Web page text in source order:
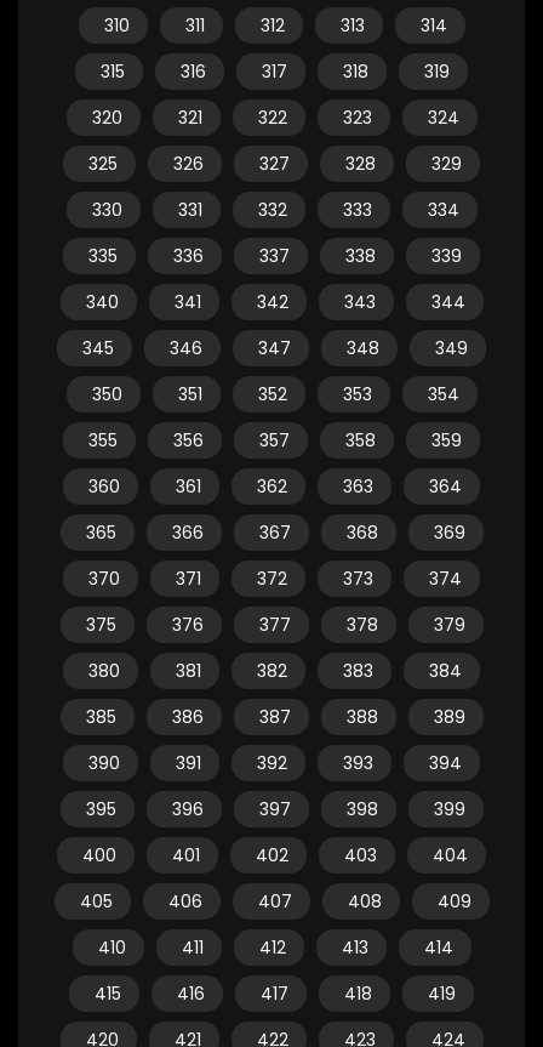
310
311 312 313
314
315
316 317 318
319
320
321 322 323
324
325
326 327 328
329
330
331 332 333
334
335
336 337 338
339
340
341 342 343
344
345
346 347 348
349
350
351 352 353
354
355
356 357 358
359
360
361 362 363
364
365
366 367 368
369
370
371 372 373
374
375
376 377 378
379
380
381 382 383
384
385
386 387 388
389
390
391 392 393
394
395
396 397 398
399
400
401 402 403
404
405
406 407 408
409
410
411 412 413
414
415
416 417 418
419
420
421 422 423 424